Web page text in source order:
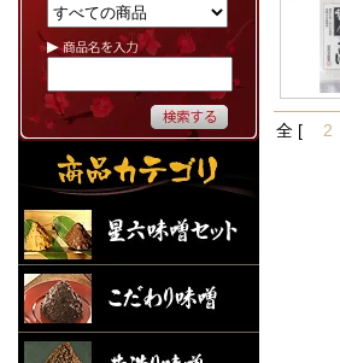
全 [ 2